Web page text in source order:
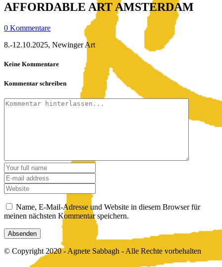
AFFORDABLE ART AMSTERDAM
0 Kommentare
8.-12.10.2025, Newinger Art
Keine Kommentare
Kommentar schreiben
Name, E-Mail-Adresse und Website in diesem Browser für
meinen nächsten Kommentar speichern.
© Copyright 2020 - Agnete Sabbagh - Alle Rechte vorbehalten